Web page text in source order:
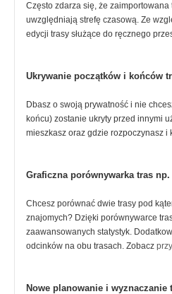
Często zdarza się, że
uwzględniają strefę czasową. Ze
edycji trasy służące do ręcznego
Ukrywanie początków i końców
Dbasz o swoją prywatność i nie
końcu) zostanie ukryty przed innymi
mieszkasz oraz gdzie rozpoczynasz i
Graficzna porównywarka tras
Chcesz porównać dwie trasy pod
znajomych? Dzięki porównywarce
zaawansowanych statystyk.
odcinków na obu trasach. Zobacz
Nowe planowanie i